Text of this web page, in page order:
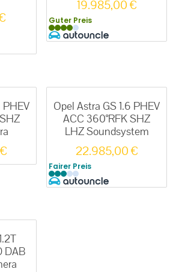
19.985,00€
Guter Preis
PHEV
€
Opel Astra GS 1.6 PHEV
ACC 360°RFK SHZ
LHZ Soundsystem
22.985,00€
Fairer Preis
DAB